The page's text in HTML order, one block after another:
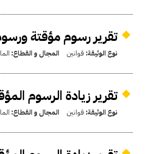
تقرير رسوم مؤقتة
نوع الوثيقة: قوانين المجال و القطاع:
تقرير زيادة الرسوم
نوع الوثيقة: قوانين المجال و القطاع: